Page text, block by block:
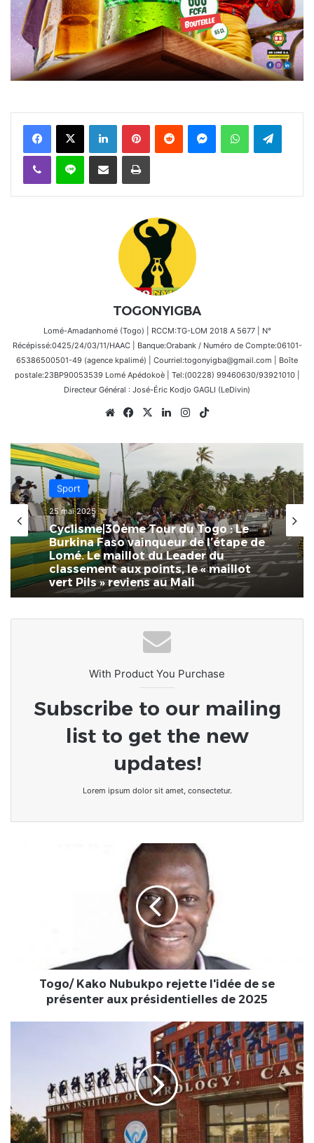
FacebookX Linkedin PinterestReddit MessengerWhatsAppTelegram
Viber Ligne Partager par email Imprimer
TOGONYIGBA
Lomé-Amadanhomé (Togo) | RCCM:TG-LOM 2018 A 5677 | N°
Récépissé:0425/24/03/11/HAAC | Banque:Orabank / Numéro de Compte:06101-
65386500501-49 (agence kpalimé) | Courriel:togonyigba@gmail.com | Boîte
postale:23BP90053539 Lomé Apédokoè | Tel:(00228) 99460630/93921010 |
Directeur Général : José-Éric Kodjo GAGLI (LeDivin)
WebsiteFacebook
X LinkedinInstagram
Sport
25 mai 2025
Cyclisme|30ème Tour du Togo : Le
Burkina Faso vainqueur de l’étape de
Lomé. Le maillot du Leader du
classement aux points, le « maillot
vert Pils » reviens au Mali
With Product You Purchase
Subscribe to our mailing
list to get the new
updates!
Lorem ipsum dolor sit amet, consectetur.
présidentiellesTogo/ Kako Nubukpo rejette l'idée de se
présenter aux présidentielles de 2025
révélations
des
renseignements